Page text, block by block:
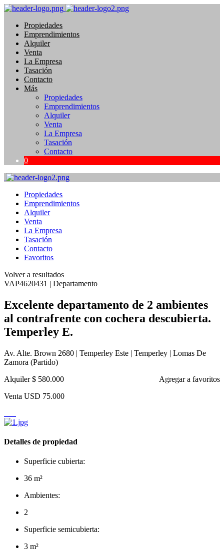
Propiedades
Emprendimientos
Alquiler
Venta
La Empresa
Tasación
Contacto
Más
Propiedades
Emprendimientos
Alquiler
Venta
La Empresa
Tasación
Contacto
0
Propiedades
Emprendimientos
Alquiler
Venta
La Empresa
Tasación
Contacto
Favoritos
Volver a resultados
VAP4620431 | Departamento
Excelente departamento de 2 ambientes
al contrafrente con cochera descubierta.
Temperley E.
Av. Alte. Brown 2680 | Temperley Este | Temperley | Lomas De
Zamora (Partido)
Agregar a favoritos
Alquiler $ 580.000
Venta USD 75.000
Detalles de propiedad
Superficie cubierta:
36 m²
Ambientes:
2
Superficie semicubierta:
3 m²